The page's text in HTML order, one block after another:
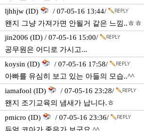
ljhhjw (ID)
/ 07-05-16 13:44/
왠지 그냥 가져가면 안될거 같은 느낌..ㅎㅎ
jin2006 (ID) / 07-05-16 15:00/
공무원은 어디로 가시고...
koysin (ID)
/ 07-05-16 17:58/
아빠를 유심히 보고 있는 아들의 모습..^^
iamafool (ID)
/ 07-05-16 23:28/
왠지 조기교육의 냄새가 납니다.ㅎ
pmicro (ID)
/ 07-05-16 23:36/